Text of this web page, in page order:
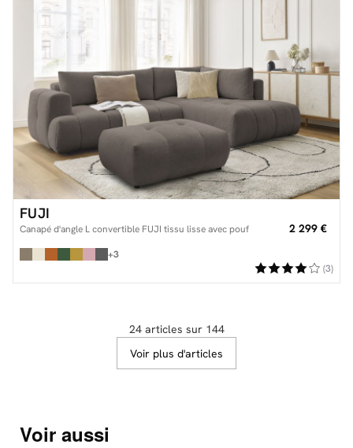
FUJI
Canapé d'angle L convertible FUJI tissu lisse avec pouf 2 299 €
+3
(3)
24 articles sur 144
Voir plus d'articles
Voir aussi